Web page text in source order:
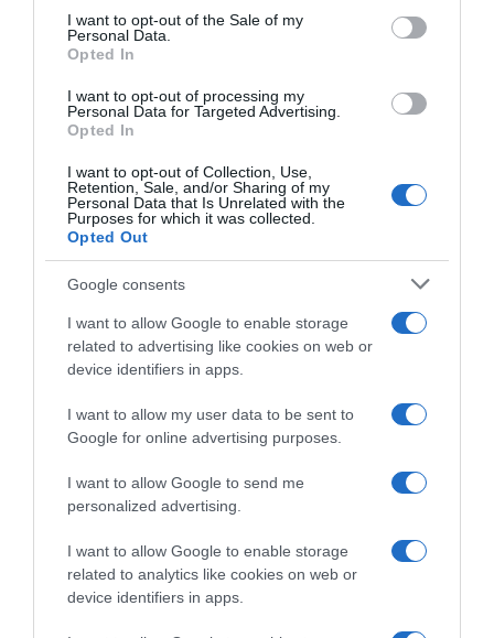
consent section.
I want to opt-out of the Sale of my
Personal Data.
Opted In
I want to opt-out of processing my
Personal Data for Targeted Advertising.
Opted In
I want to opt-out of Collection, Use,
Retention, Sale, and/or Sharing of my
Personal Data that Is Unrelated with the
Purposes for which it was collected.
Opted Out
Google consents
I want to allow Google to enable storage
related to advertising like cookies on web or
device identifiers in apps.
I want to allow my user data to be sent to
Google for online advertising purposes.
I want to allow Google to send me
personalized advertising.
I want to allow Google to enable storage
related to analytics like cookies on web or
device identifiers in apps.
LIFESTYLE
TikTok που έχει ανησυχήσει τους ειδικούς
Ενθαρρύνει τους χρήστες να εκθέτουν σκόπιμα το
δέρμα τους στον ήλιο
14.08.2024 - 15:18